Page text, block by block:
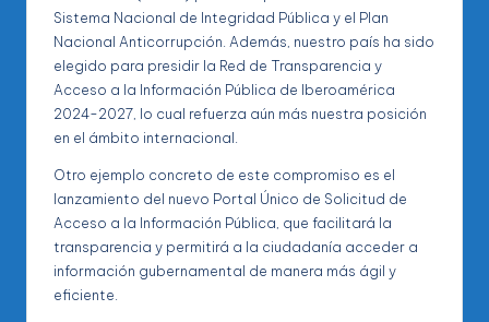
Sistema Nacional de Integridad Pública y el Plan
Nacional Anticorrupción. Además, nuestro país ha sido
elegido para presidir la Red de Transparencia y
Acceso a la Información Pública de Iberoamérica
2024-2027, lo cual refuerza aún más nuestra posición
en el ámbito internacional.
Otro ejemplo concreto de este compromiso es el
lanzamiento del nuevo Portal Único de Solicitud de
Acceso a la Información Pública, que facilitará la
transparencia y permitirá a la ciudadanía acceder a
información gubernamental de manera más ágil y
eficiente.